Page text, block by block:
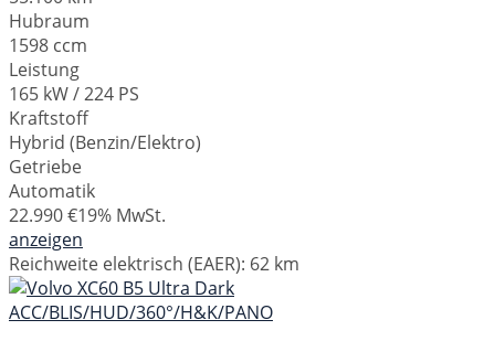
Hubraum
1598 ccm
Leistung
165 kW / 224 PS
Kraftstoff
Hybrid (Benzin/Elektro)
Getriebe
Automatik
22.990 €19% MwSt.
anzeigen
Reichweite elektrisch (EAER): 62 km